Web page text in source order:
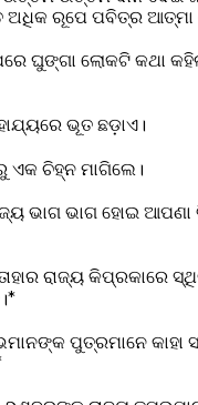
ଅଧିକ ରୂପେ ପବିତ୍ର ଆତ୍ମା
ଘୁଙ୍ଗା ଲୋକଟି କଥା
ଭୂତ ଛଡ଼ାଏ।
ଏକ ଚିହ୍ନ ମାଗିଲେ।
ଭାଗ ଭାଗ ହୋଇ
ରାଜ୍ୟ କିପ୍ରକାରେ
ପୁତ୍ରମାନେ କାହା